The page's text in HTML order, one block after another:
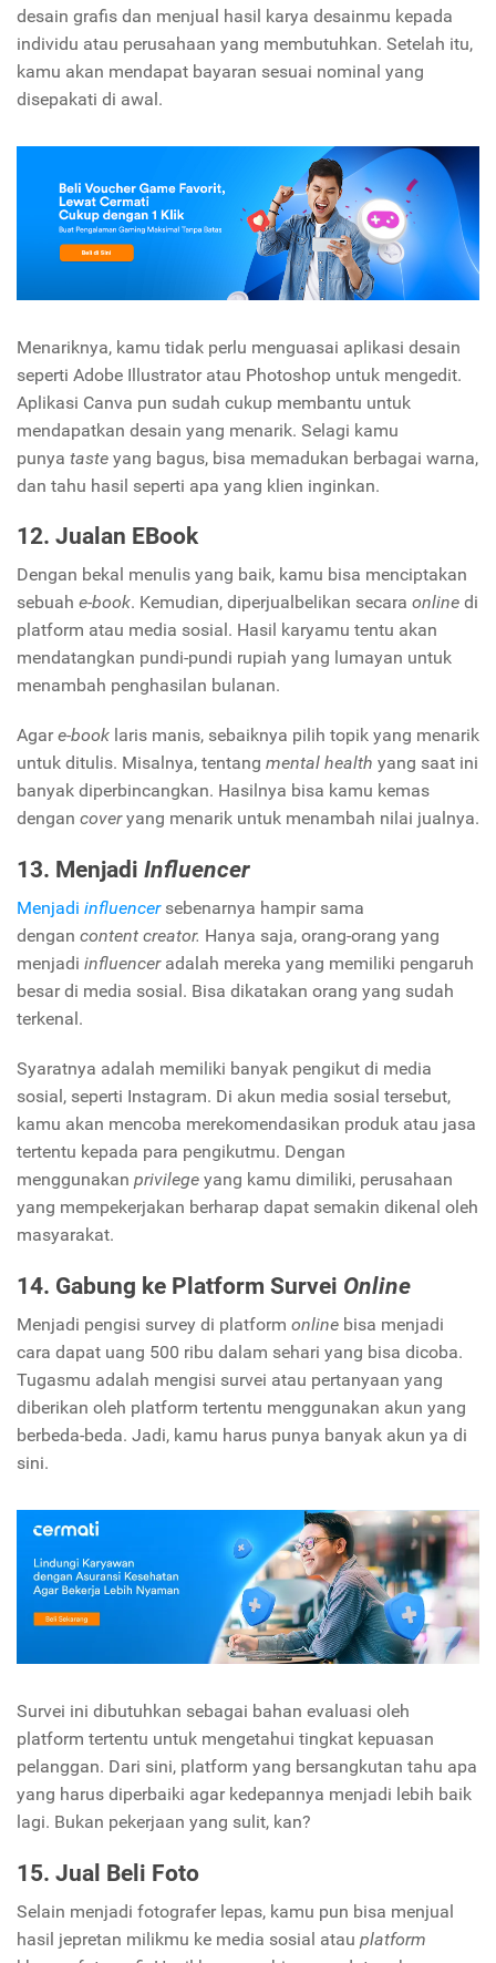
desain grafis dan menjual hasil karya desainmu kepada
individu atau perusahaan yang membutuhkan. Setelah itu,
kamu akan mendapat bayaran sesuai nominal yang
disepakati di awal.
Menariknya, kamu tidak perlu menguasai aplikasi desain
seperti Adobe Illustrator atau Photoshop untuk mengedit.
Aplikasi Canva pun sudah cukup membantu untuk
mendapatkan desain yang menarik. Selagi kamu
punya taste yang bagus, bisa memadukan berbagai warna,
dan tahu hasil seperti apa yang klien inginkan.
12. Jualan EBook
Dengan bekal menulis yang baik, kamu bisa menciptakan
sebuah e-book. Kemudian, diperjualbelikan secara online di
platform atau media sosial. Hasil karyamu tentu akan
mendatangkan pundi-pundi rupiah yang lumayan untuk
menambah penghasilan bulanan.
Agar e-book laris manis, sebaiknya pilih topik yang menarik
untuk ditulis. Misalnya, tentang mental health yang saat ini
banyak diperbincangkan. Hasilnya bisa kamu kemas
dengan cover yang menarik untuk menambah nilai jualnya.
13. Menjadi Influencer
Menjadi influencer sebenarnya hampir sama
dengan content creator. Hanya saja, orang-orang yang
menjadi influencer adalah mereka yang memiliki pengaruh
besar di media sosial. Bisa dikatakan orang yang sudah
terkenal.
Syaratnya adalah memiliki banyak pengikut di media
sosial, seperti Instagram. Di akun media sosial tersebut,
kamu akan mencoba merekomendasikan produk atau jasa
tertentu kepada para pengikutmu. Dengan
menggunakan privilege yang kamu dimiliki, perusahaan
yang mempekerjakan berharap dapat semakin dikenal oleh
masyarakat.
14. Gabung ke Platform Survei Online
Menjadi pengisi survey di platform online bisa menjadi
cara dapat uang 500 ribu dalam sehari yang bisa dicoba.
Tugasmu adalah mengisi survei atau pertanyaan yang
diberikan oleh platform tertentu menggunakan akun yang
berbeda-beda. Jadi, kamu harus punya banyak akun ya di
sini.
Survei ini dibutuhkan sebagai bahan evaluasi oleh
platform tertentu untuk mengetahui tingkat kepuasan
pelanggan. Dari sini, platform yang bersangkutan tahu apa
yang harus diperbaiki agar kedepannya menjadi lebih baik
lagi. Bukan pekerjaan yang sulit, kan?
15. Jual Beli Foto
Selain menjadi fotografer lepas, kamu pun bisa menjual
hasil jepretan milikmu ke media sosial atau platform